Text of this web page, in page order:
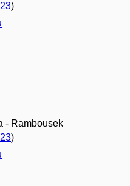
)
- Rambousek
)